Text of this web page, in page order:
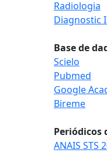
Radiologia
Diagnostic
Base de
Scielo
Pubmed
Google
Bireme
Periódicos
ANAIS STS